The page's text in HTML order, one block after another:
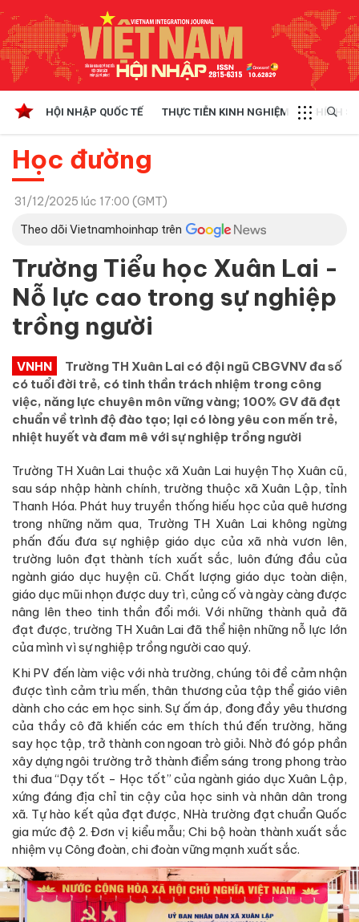
HỘI NHẬP QUỐC TẾ THỰC TIỄN KINH NGHIỆM CHÍNH
Học đường
31/12/2025 lúc 17:00 (GMT)
Theo dõi Vietnamhoinhap trên
Trường Tiểu học Xuân Lai -
Nỗ lực cao trong sự nghiệp
trồng người
VNHN
Trường TH Xuân Lai có đội ngũ CBGVNV đa số
có tuổi đời trẻ, có tinh thần trách nhiệm trong công
việc, năng lực chuyên môn vững vàng; 100% GV đã đạt
chuẩn về trình độ đào tạo; lại có lòng yêu con mến trẻ,
nhiệt huyết và đam mê với sự nghiệp trồng người
Trường TH Xuân Lai thuộc xã Xuân Lai huyện Thọ Xuân cũ,
sau sáp nhập hành chính, trường thuộc xã Xuân Lập, tỉnh
Thanh Hóa. Phát huy truyền thống hiếu học của quê hương
trong những năm qua, Trường TH Xuân Lai không ngừng
phấn đấu đưa sự nghiệp giáo dục của xã nhà vươn lên,
trường luôn đạt thành tích xuất sắc, luôn đứng đầu của
ngành giáo dục huyện cũ. Chất lượng giáo dục toàn diện,
giáo dục mũi nhọn được duy trì, củng cố và ngày càng được
nâng lên theo tinh thần đổi mới. Với những thành quả đã
đạt được, trường TH Xuân Lai đã thể hiện những nỗ lực lớn
của mình vì sự nghiệp trồng người cao quý.
Khi PV đến làm việc với nhà trường, chúng tôi đề cảm nhận
được tình cảm trìu mến, thân thương của tập thể giáo viên
dành cho các em học sinh. Sự ấm áp, đong đầy yêu thương
của thầy cô đã khiến các em thích thú đến trường, hăng
say học tập, trở thành con ngoan trò giỏi. Nhờ đó góp phần
xây dựng ngôi trường trở thành điểm sáng trong phong trào
thi đua “Dạy tốt - Học tốt” của ngành giáo dục Xuân Lập,
xứng đáng địa chỉ tin cậy của học sinh và nhân dân trong
xã. Tự hào kết qủa đạt được, NHà trường đạt chuẩn Quốc
gia mức độ 2. Đơn vị kiểu mẫu; Chi bộ hoàn thành xuất sắc
nhiệm vụ Công đoàn, chi đoàn vững mạnh xuất sắc.